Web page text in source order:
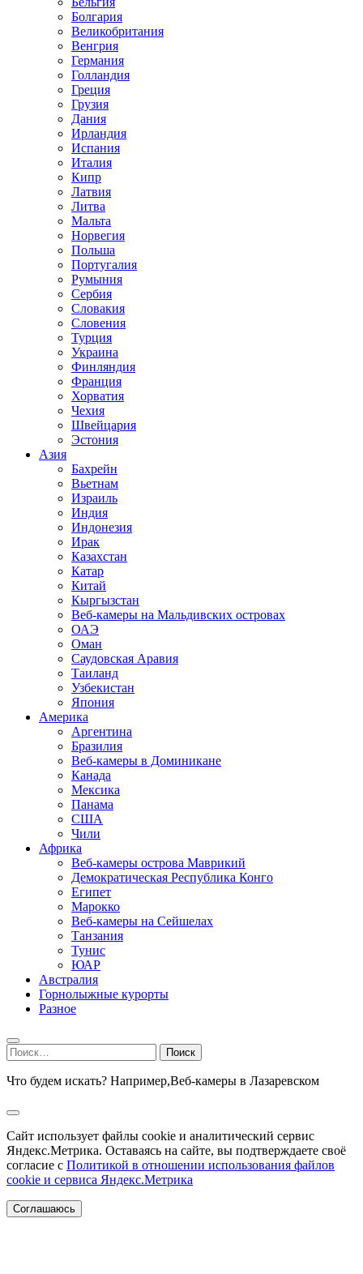
Болгария
Великобритания
Венгрия
Германия
Голландия
Греция
Грузия
Дания
Ирландия
Испания
Италия
Кипр
Латвия
Литва
Мальта
Норвегия
Польша
Португалия
Румыния
Сербия
Словакия
Словения
Турция
Украина
Финляндия
Франция
Хорватия
Чехия
Швейцария
Эстония
Азия
Бахрейн
Вьетнам
Израиль
Индия
Индонезия
Ирак
Казахстан
Катар
Китай
Кыргызстан
Веб-камеры на Мальдивских островах
ОАЭ
Оман
Саудовская Аравия
Таиланд
Узбекистан
Япония
Америка
Аргентина
Бразилия
Веб-камеры в Доминикане
Канада
Мексика
Панама
США
Чили
Африка
Веб-камеры острова Маврикий
Демократическая Республика Конго
Египет
Марокко
Веб-камеры на Сейшелах
Танзания
Тунис
ЮАР
Австралия
Горнолыжные курорты
Разное
Найти:
Что будем искать? Например,Веб-камеры в Лазаревском
Сайт использует файлы cookie и аналитический сервис
Яндекс.Метрика. Оставаясь на сайте, вы подтверждаете своё
согласие с Политикой в отношении использования файлов
cookie и сервиса Яндекс.Метрика
Соглашаюсь